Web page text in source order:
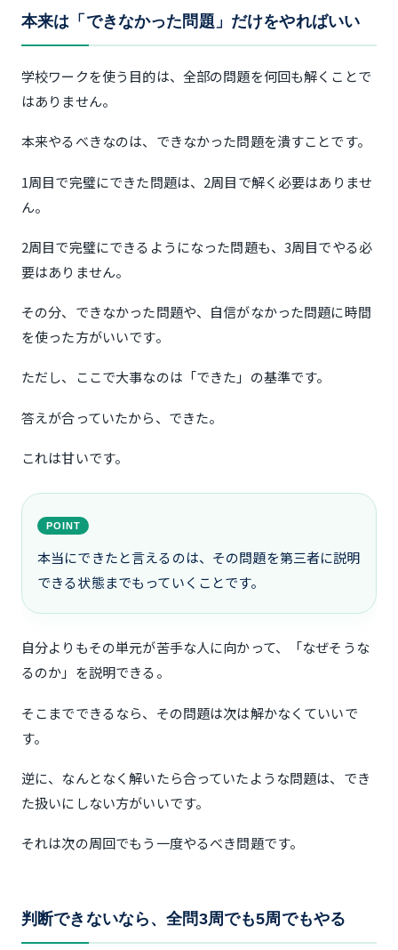
本来は「できなかった問題」だけをやればいい
学校ワークを使う目的は、全部の問題を何回も解くことで
はありません。
本来やるべきなのは、できなかった問題を潰すことです。
1周目で完璧にできた問題は、2周目で解く必要はありませ
ん。
2周目で完璧にできるようになった問題も、3周目でやる必
要はありません。
その分、できなかった問題や、自信がなかった問題に時間
を使った方がいいです。
ただし、ここで大事なのは「できた」の基準です。
答えが合っていたから、できた。
これは甘いです。
POINT
本当にできたと言えるのは、その問題を第三者に説明
できる状態までもっていくことです。
自分よりもその単元が苦手な人に向かって、「なぜそうな
るのか」を説明できる。
そこまでできるなら、その問題は次は解かなくていいで
す。
逆に、なんとなく解いたら合っていたような問題は、でき
た扱いにしない方がいいです。
それは次の周回でもう一度やるべき問題です。
判断できないなら、全問3周でも5周でもやる